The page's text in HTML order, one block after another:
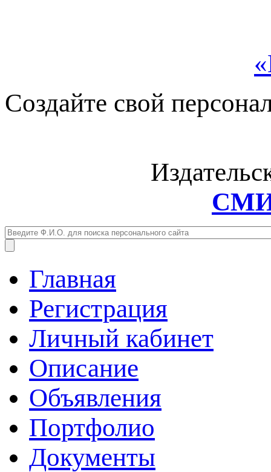
Создайте свой
Главная
Регистрация
Личный кабинет
Описание
Объявления
Портфолио
Документы